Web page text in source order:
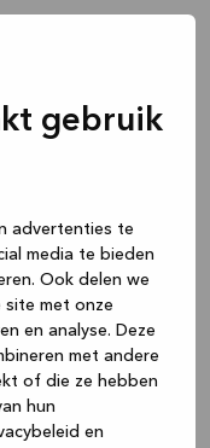
gebruik
advertenties te
media te bieden
Ook delen we
site met onze
en analyse. Deze
met andere
of die ze hebben
hun
en